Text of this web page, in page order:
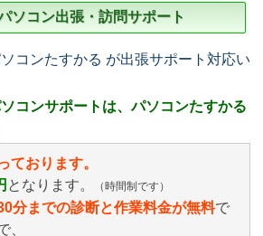
ソコン出張・訪問サポート
コンたすかる が出張サポート対応い
コンサポートは、パソコンたすかる
ております。
となります。 （時間制です）
分までの診断と作業料金が無料で
、